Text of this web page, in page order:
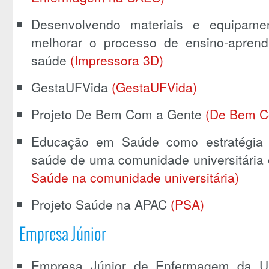
Desenvolvendo materiais e
melhorar o processo de ensino-
saúde (Impressora 3D)
GestaUFVida (GestaUFVida)
Projeto De Bem Com a Gente (De Bem
Educação em Saúde como
saúde de uma comunidade
Saúde na comunidade universitária)
Projeto Saúde na APAC (PSA)
Empresa Júnior
Empresa Júnior de Enfermagem da